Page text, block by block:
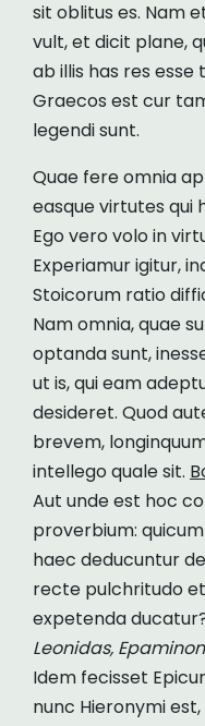
sit oblitus es. Nam
vult, et dicit plane,
ab illis has res
Graecos est cur
legendi sunt.
Quae fere omnia
easque virtutes qui
Ego vero volo in
Experiamur igitur,
Stoicorum ratio
Nam omnia, quae
optanda sunt,
ut is, qui eam
desideret. Quod
brevem,
intellego quale sit.
Aut unde est hoc
proverbium:
haec deducuntur
recte pulchritudo
expetenda
Leonidas,
Idem fecisset
nunc Hieronymi